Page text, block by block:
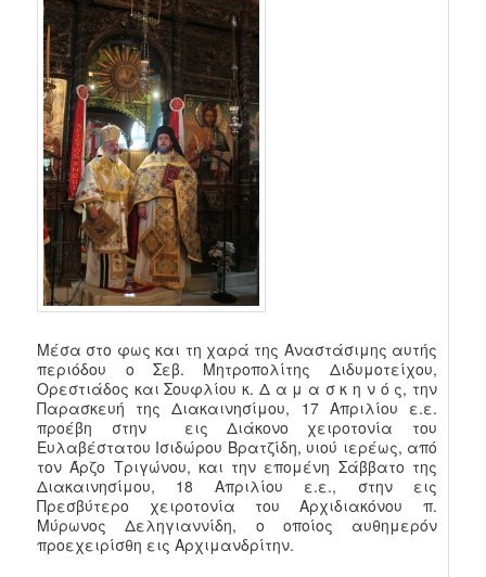
Μέσα στο φως και τη χαρά της Αναστάσιμης αυτής
περιόδου ο Σεβ. Μητροπολίτης Διδυμοτείχου,
Ορεστιάδος και Σουφλίου κ. Δ α μ α σ κ η ν ό ς, την
Παρασκευή της Διακαινησίμου, 17 Απριλίου ε.ε.
προέβη στην εις Διάκονο χειροτονία του
Ευλαβέστατου Ισιδώρου Βρατζίδη, υιού ιερέως, από
τον Άρζο Τριγώνου, και την επομένη Σάββατο της
Διακαινησίμου, 18 Απριλίου ε.ε., στην εις
Πρεσβύτερο χειροτονία του Αρχιδιακόνου π.
Μύρωνος Δεληγιαννίδη, ο οποίος αυθημερόν
προεχειρίσθη εις Αρχιμανδρίτην.